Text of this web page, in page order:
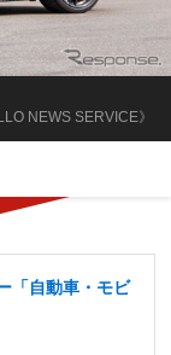
NEWS SERVICE》
「自動車・モビ